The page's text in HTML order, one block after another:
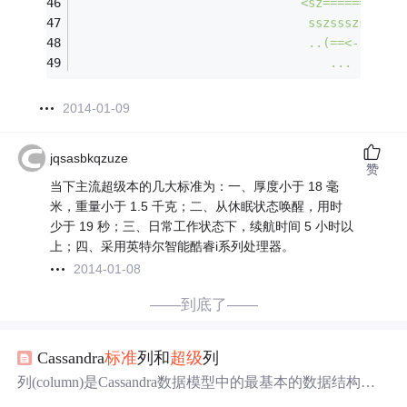
2014-01-09
jqsasbkqzuze
当下主流超级本的几大标准为：一、厚度小于 18 毫
米，重量小于 1.5 千克；二、从休眠状态唤醒，用时
少于 19 秒；三、日常工作状态下，续航时间 5 小时以
上；四、采用英特尔智能酷睿i系列处理器。
2014-01-08
赞
——到底了——
Cassandra标准列和超级列
列(column)是Cassandra数据模型中的最基本的数据结构单